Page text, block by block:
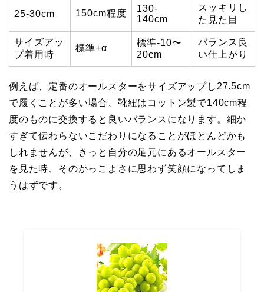
25-30cm 150cm程度
130-
140cm
スッキリし
た見た目
サイズアッ
プ着用時
標準+α
標準-10〜
20cm
バランス良
い仕上がり
例えば、定番のオールスターをサイズアップし27.5cm
で履くことが多い場合、靴紐はコットン製で140cm程
度のものに交換すると良いバランスになります。細か
すぎて伝わらないこだわりになることがほとんどかも
しれませんが、きっと自分の足元にあるオールスター
を見た時、そのかっこよさに思わず笑顔になってしま
うはずです。